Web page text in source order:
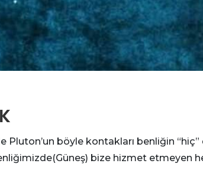
0
Pluton’un böyle kontakları benliğin
bize hizmet etmeyen